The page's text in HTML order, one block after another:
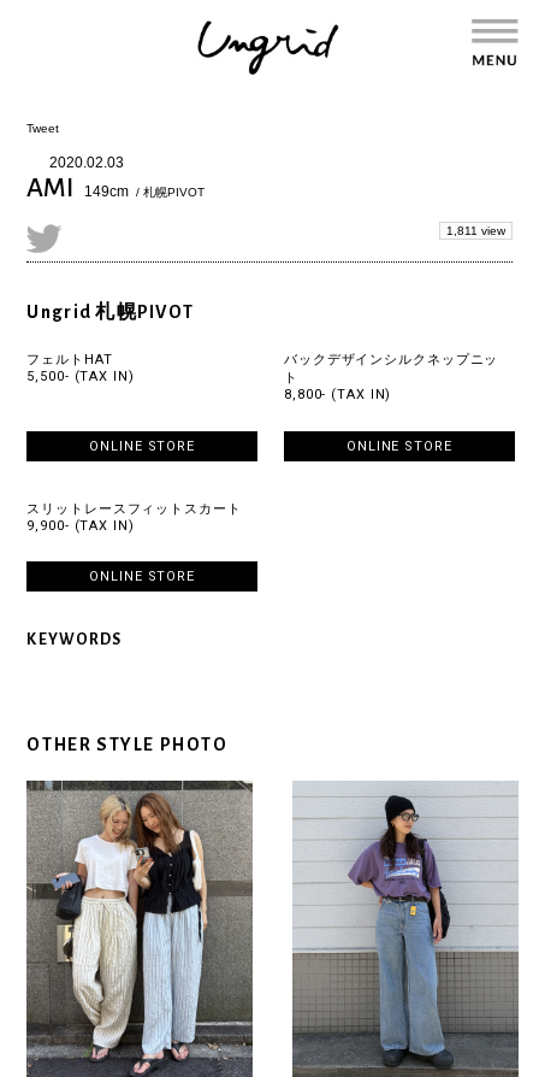
Tweet
2020.02.03
AMI 149cm / 札幌PIVOT
1,811 view
Ungrid 札幌PIVOT
フェルトHAT
5,500- (TAX IN)
ONLINE STORE
バックデザインシルクネップニッ
ト
8,800- (TAX IN)
ONLINE STORE
スリットレースフィットスカート
9,900- (TAX IN)
ONLINE STORE
KEYWORDS
OTHER STYLE PHOTO